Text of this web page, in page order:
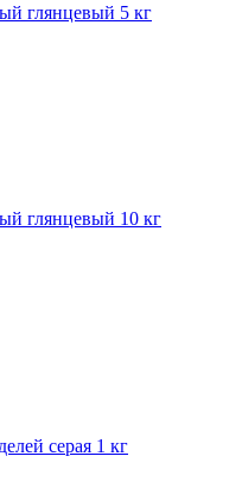
глянцевый 5 кг
глянцевый 10 кг
серая 1 кг